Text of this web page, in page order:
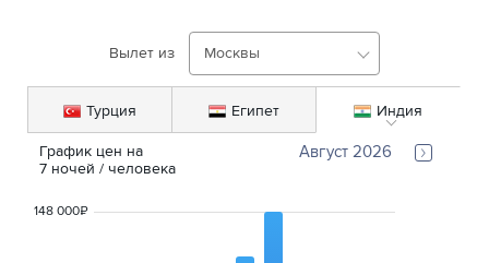
Вылет из Москвы
Турция Египет Индия
График цен на
7 ночей / человека
Август 2026
148 000₽